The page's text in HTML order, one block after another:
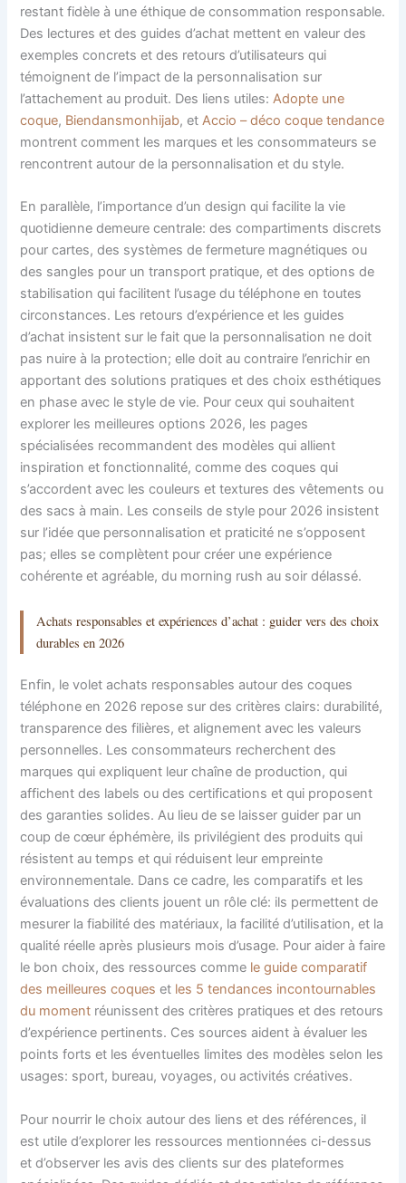
restant fidèle à une éthique de consommation responsable.
Des lectures et des guides d’achat mettent en valeur des
exemples concrets et des retours d’utilisateurs qui
témoignent de l’impact de la personnalisation sur
l’attachement au produit. Des liens utiles:Adopte une
coque, Biendansmonhijab, etAccio – déco coque tendance
montrent comment les marques et les consommateurs se
rencontrent autour de la personnalisation et du style.
En parallèle, l’importance d’un design qui facilite la vie
quotidienne demeure centrale: des compartiments discrets
pour cartes, des systèmes de fermeture magnétiques ou
des sangles pour un transport pratique, et des options de
stabilisation qui facilitent l’usage du téléphone en toutes
circonstances. Les retours d’expérience et les guides
d’achat insistent sur le fait que la personnalisation ne doit
pas nuire à la protection; elle doit au contraire l’enrichir en
apportant des solutions pratiques et des choix esthétiques
en phase avec le style de vie. Pour ceux qui souhaitent
explorer les meilleures options 2026, les pages
spécialisées recommandent des modèles qui allient
inspiration et fonctionnalité, comme des coques qui
s’accordent avec les couleurs et textures des vêtements ou
des sacs à main. Les conseils de style pour 2026 insistent
sur l’idée que personnalisation et praticité ne s’opposent
pas; elles se complètent pour créer une expérience
cohérente et agréable, du morning rush au soir délassé.
Achats responsables et expériences d’achat : guider vers des choix
durables en 2026
Enfin, le volet achats responsables autour des coques
téléphone en 2026 repose sur des critères clairs: durabilité,
transparence des filières, et alignement avec les valeurs
personnelles. Les consommateurs recherchent des
marques qui expliquent leur chaîne de production, qui
affichent des labels ou des certifications et qui proposent
des garanties solides. Au lieu de se laisser guider par un
coup de cœur éphémère, ils privilégient des produits qui
résistent au temps et qui réduisent leur empreinte
environnementale. Dans ce cadre, les comparatifs et les
évaluations des clients jouent un rôle clé: ils permettent de
mesurer la fiabilité des matériaux, la facilité d’utilisation, et la
qualité réelle après plusieurs mois d’usage. Pour aider à faire
le bon choix, des ressources comme le guide comparatif
des meilleures coques et les 5 tendances incontournables
du moment réunissent des critères pratiques et des retours
d’expérience pertinents. Ces sources aident à évaluer les
points forts et les éventuelles limites des modèles selon les
usages: sport, bureau, voyages, ou activités créatives.
Pour nourrir le choix autour des liens et des références, il
est utile d’explorer les ressources mentionnées ci-dessus
et d’observer les avis des clients sur des plateformes